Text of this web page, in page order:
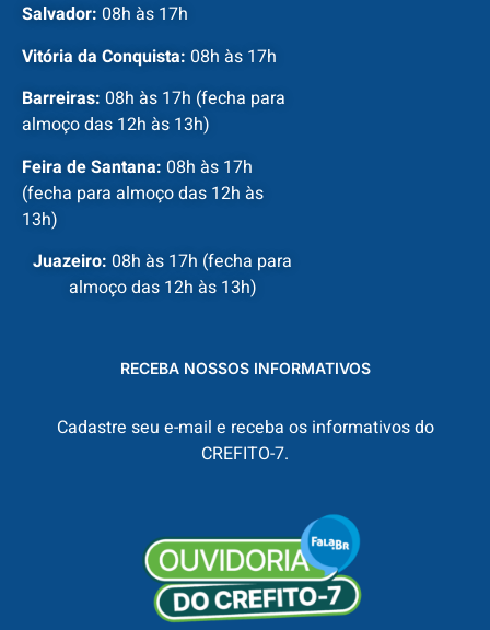
Salvador: 08h às 17h
Vitória da Conquista: 08h às 17h
Barreiras: 08h às 17h (fecha para
almoço das 12h às 13h)
Feira de Santana: 08h às 17h
(fecha para almoço das 12h às
13h)
Juazeiro: 08h às 17h (fecha para
almoço das 12h às 13h)
RECEBA NOSSOS INFORMATIVOS
Cadastre seu e-mail e receba os informativos do
CREFITO-7.